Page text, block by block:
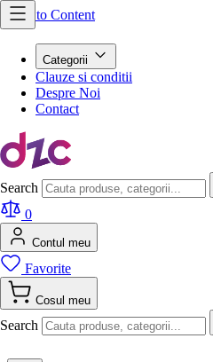
Skip to Content
Categorii
Clauze si conditii
Despre Noi
Contact
Search
0
Contul meu
Favorite
Cosul meu
Search